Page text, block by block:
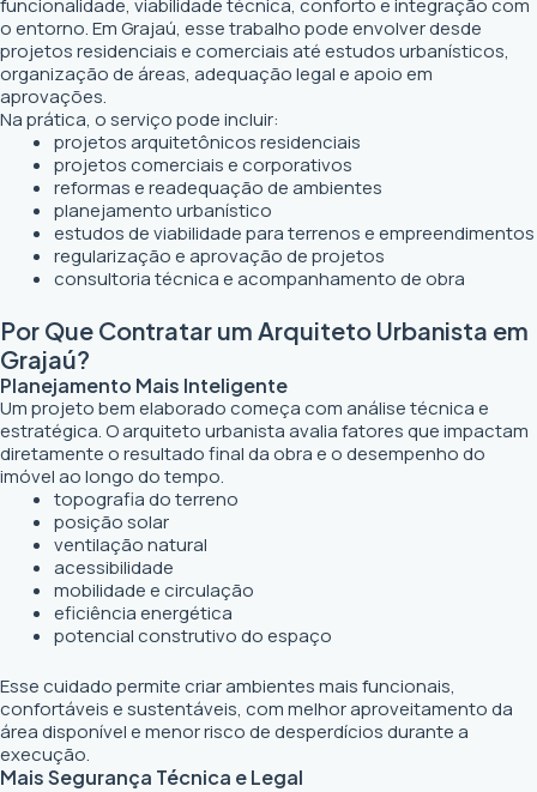
o entorno. Em Grajaú, esse trabalho pode envolver desde
projetos residenciais e comerciais até estudos urbanísticos,
organização de áreas, adequação legal e apoio em
aprovações.
Na prática, o serviço pode incluir:
projetos arquitetônicos residenciais
projetos comerciais e corporativos
reformas e readequação de ambientes
planejamento urbanístico
estudos de viabilidade para terrenos e empreendimentos
regularização e aprovação de projetos
consultoria técnica e acompanhamento de obra
Por Que Contratar um Arquiteto Urbanista em
Grajaú?
Planejamento Mais Inteligente
Um projeto bem elaborado começa com análise técnica e
estratégica. O arquiteto urbanista avalia fatores que impactam
diretamente o resultado final da obra e o desempenho do
imóvel ao longo do tempo.
topografia do terreno
posição solar
ventilação natural
acessibilidade
mobilidade e circulação
eficiência energética
potencial construtivo do espaço
Esse cuidado permite criar ambientes mais funcionais,
confortáveis e sustentáveis, com melhor aproveitamento da
área disponível e menor risco de desperdícios durante a
execução.
Mais Segurança Técnica e Legal